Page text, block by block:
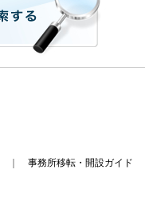
事務所移転・開設ガイド